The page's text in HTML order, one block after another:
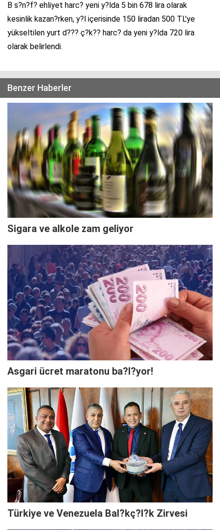
B s?n?f? ehliyet harc? yeni y?lda 5 bin 678 lira olarak
kesinlik kazan?rken, y?l içerisinde 150 liradan 500 TL'ye
yükseltilen yurt d??? ç?k?? harc? da yeni y?lda 720 lira
olarak belirlendi.
Benzer Haberler
Sigara ve alkole zam geliyor
Asgari ücret maratonu ba?l?yor!
Türkiye ve Venezuela Bal?kç?l?k Zirvesi